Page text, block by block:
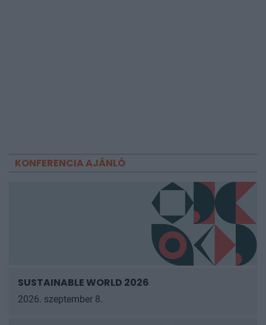
KONFERENCIA AJÁNLÓ
SUSTAINABLE WORLD 2026
2026. szeptember 8.